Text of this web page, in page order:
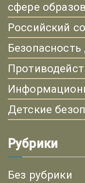
сфере
Российский
Детские
Рубрики
Без рубрики